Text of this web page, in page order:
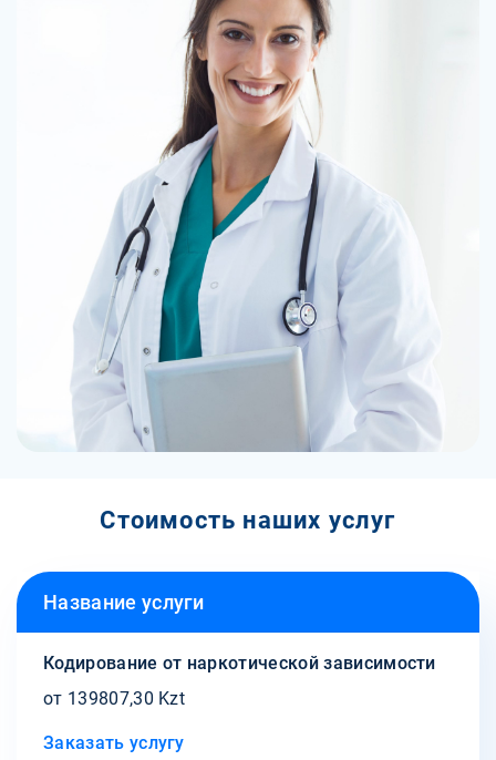
Стоимость наших услуг
Название услуги
Кодирование от наркотической зависимости
от 139807,30 Kzt
Заказать услугу